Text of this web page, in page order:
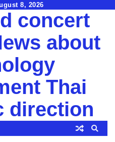
8, 2026
concert
about
Thai
direction